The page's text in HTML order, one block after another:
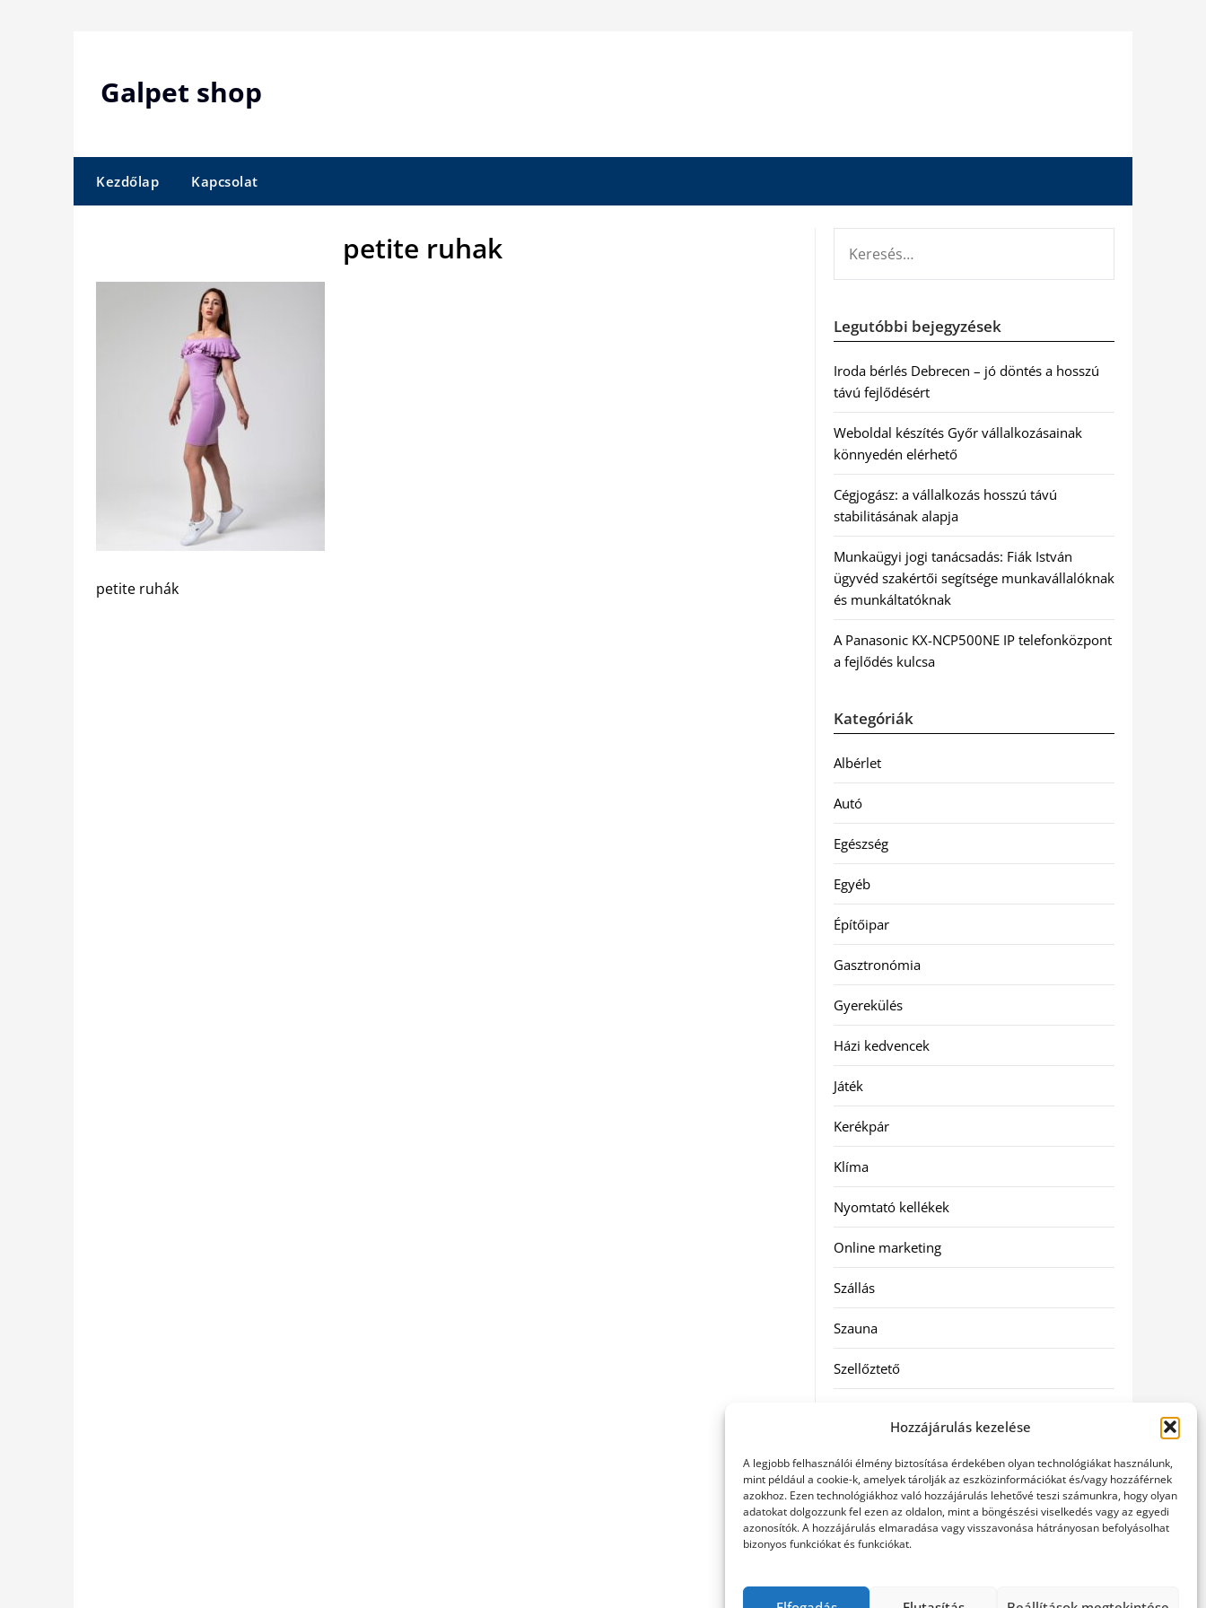
Hozzájárulás kezelése
A legjobb felhasználói élmény biztosítása érdekében olyan technológiákat használunk,
mint például a cookie-k, amelyek tárolják az eszközinformációkat és/vagy hozzáférnek
azokhoz. Ezen technológiákhoz való hozzájárulás lehetővé teszi számunkra, hogy olyan
adatokat dolgozzunk fel ezen az oldalon, mint a böngészési viselkedés vagy az egyedi
azonosítók. A hozzájárulás elmaradása vagy visszavonása hátrányosan befolyásolhat
bizonyos funkciókat és funkciókat.
Galpet shop
Kezdőlap Kapcsolat
petite ruhak
petite ruhák
Legutóbbi bejegyzések
Iroda bérlés Debrecen – jó döntés a hosszú
távú fejlődésért
Weboldal készítés Győr vállalkozásainak
könnyedén elérhető
Cégjogász: a vállalkozás hosszú távú
stabilitásának alapja
Munkaügyi jogi tanácsadás: Fiák István
ügyvéd szakértői segítsége munkavállalóknak
és munkáltatóknak
A Panasonic KX-NCP500NE IP telefonközpont
a fejlődés kulcsa
Kategóriák
Albérlet
Autó
Egészség
Egyéb
Építőipar
Gasztronómia
Gyerekülés
Házi kedvencek
Játék
Kerékpár
Klíma
Nyomtató kellékek
Online marketing
Szállás
Szauna
Szellőztető
Utazás
Vásárlás